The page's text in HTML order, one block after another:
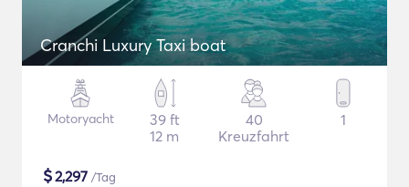
Cranchi Luxury Taxi boat
Motoryacht
39 ft
12 m
40
Kreuzfahrt
1
$2,297 /Tag